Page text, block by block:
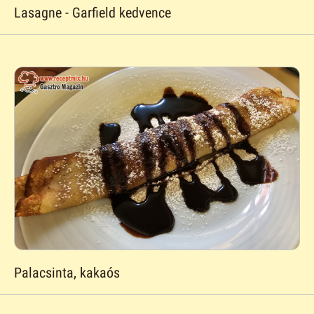
Lasagne - Garfield kedvence
Palacsinta, kakaós